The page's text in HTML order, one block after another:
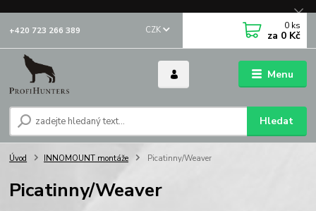
Menu
CZK
Hledat
+420 723 266 389 0 ks
za 0 Kč
Úvod INNOMOUNT montáže Picatinny/Weaver
Picatinny/Weaver